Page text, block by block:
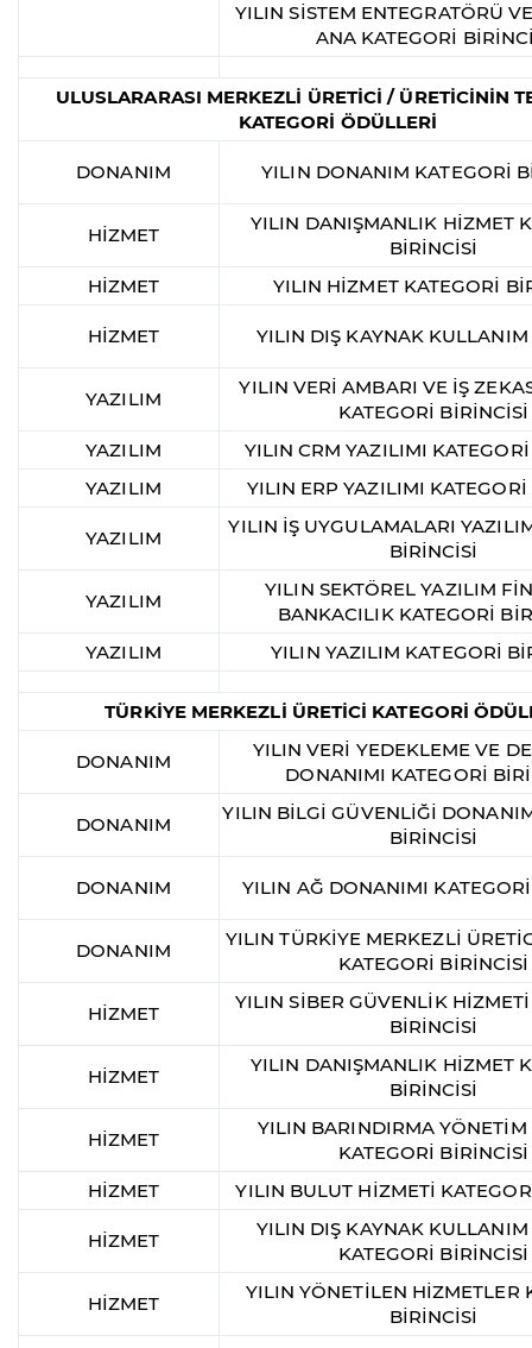
YILIN SİSTEM ENTEGRATÖRÜ
ANA KATEGORİ
ULUSLARARASI MERKEZLİ ÜRETİCİ / ÜRETİCİNİN
KATEGORİ ÖDÜLLERİ
DONANIM YILIN DONANIM KATEGORİ
HİZMET
YILIN DANIŞMANLIK HİZMET
BİRİNCİSİ
HİZMET
YILIN HİZMET KATEGORİ
HİZMET YILIN DIŞ KAYNAK
YAZILIM
YILIN VERİ AMBARI VE İŞ
KATEGORİ BİRİNCİSİ
YAZILIM
YILIN CRM YAZILIMI
YAZILIM
YILIN ERP YAZILIMI
YAZILIM
YILIN İŞ UYGULAMALARI
BİRİNCİSİ
YAZILIM
YILIN SEKTÖREL YAZILIM
BANKACILIK KATEGORİ
YAZILIM
YILIN YAZILIM KATEGORİ
TÜRKİYE MERKEZLİ ÜRETİCİ KATEGORİ
DONANIM
YILIN VERİ YEDEKLEME VE
DONANIMI KATEGORİ
DONANIM
YILIN BİLGİ GÜVENLİĞİ
BİRİNCİSİ
DONANIM YILIN AĞ DONANIMI
DONANIM
YILIN TÜRKİYE MERKEZLİ
KATEGORİ BİRİNCİSİ
HİZMET
YILIN SİBER GÜVENLİK
BİRİNCİSİ
HİZMET
YILIN DANIŞMANLIK HİZMET
BİRİNCİSİ
HİZMET
YILIN BARINDIRMA
KATEGORİ BİRİNCİSİ
HİZMET
YILIN BULUT HİZMETİ
HİZMET
YILIN DIŞ KAYNAK
KATEGORİ BİRİNCİSİ
HİZMET
YILIN YÖNETİLEN HİZMETLER
BİRİNCİSİ